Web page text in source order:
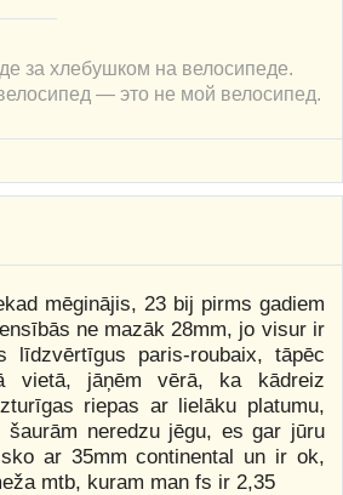
за хлебушком на велосипеде.
— это не мой велосипед.
mēginājis, 23 bij pirms gadiem
ne mazāk 28mm, jo visur ir
paris-roubaix, tāpēc
vietā, jāņēm vērā, ka kādreiz
riepas ar lielāku platumu,
neredzu jēgu, es gar jūru
ar 35mm continental un ir ok,
mtb, kuram man fs ir 2,35